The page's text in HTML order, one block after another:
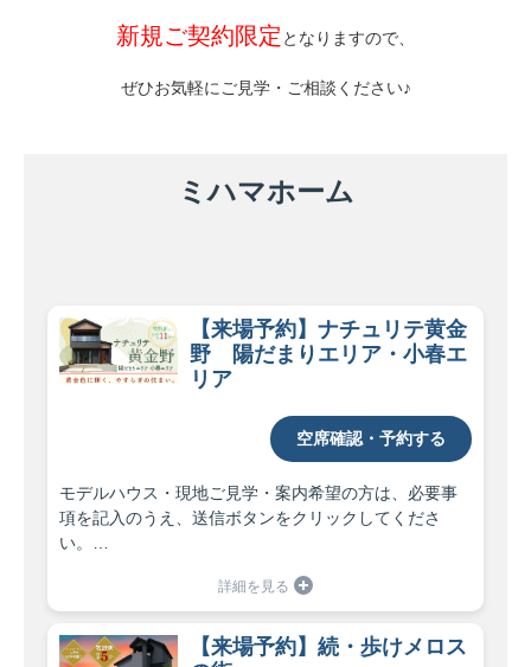
新規ご契約限定 となりますので、
ぜひお気軽にご見学・ご相談ください♪